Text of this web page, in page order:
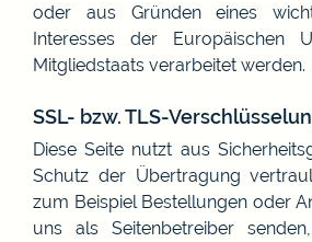
oder aus Gründen eines
Interesses der Europäischen
Mitgliedstaats verarbeitet werden.
SSL- bzw. TLS-
Diese Seite nutzt aus
Schutz der Übertragung
zum Beispiel Bestellungen oder
uns als Seitenbetreiber